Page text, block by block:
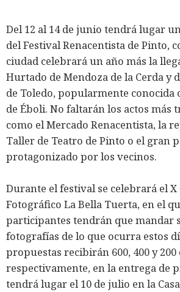
Del 12 al 14 de junio tendrá lugar
del Festival Renacentista de Pinto,
ciudad celebrará un año más la
Hurtado de Mendoza de la Cerda y
de Toledo, popularmente conocida
de Éboli. No faltarán los actos más
como el Mercado Renacentista, la
Taller de Teatro de Pinto o el gran
protagonizado por los vecinos.
Durante el festival se celebrará el X
Fotográfico La Bella Tuerta, en el
participantes tendrán que mandar
fotografías de lo que ocurra estos
propuestas recibirán 600, 400 y 200
respectivamente, en la entrega de
tendrá lugar el 10 de julio en la Casa